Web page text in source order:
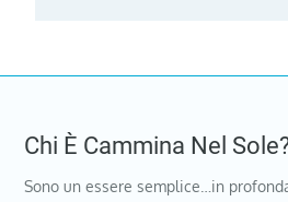
Chi È Cammina Nel
Sono un essere semplice…in